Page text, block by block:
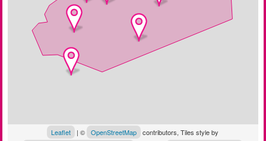
Leaflet | © OpenStreetMap
contributors, Tiles style by